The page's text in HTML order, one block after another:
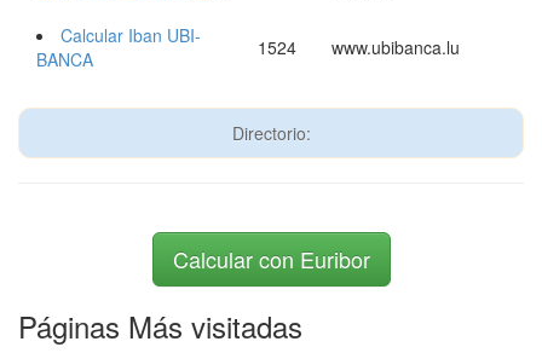
Calcular Iban UBI-
BANCA
1524 www.ubibanca.lu
Directorio:
Calcular con Euribor
Páginas Más visitadas